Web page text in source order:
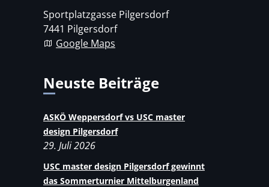
Sportplatzgasse Pilgersdorf
7441 Pilgersdorf
Google Maps
Neuste Beiträge
ASKÖ Weppersdorf vs USC master
design Pilgersdorf
29. Juli 2026
USC master design Pilgersdorf gewinnt
das Sommerturnier Mittelburgenland